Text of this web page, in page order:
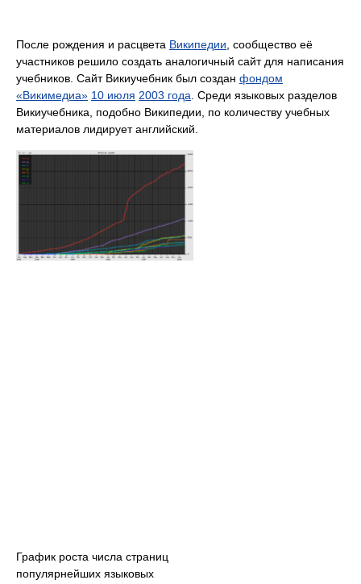
После рождения и расцвета Википедии , сообщество её
участников решило создать аналогичный сайт для написания
учебников. Сайт Викиучебник был создан фондом
«Викимедиа» 10 июля 2003 года . Среди языковых разделов
Викиучебника, подобно Википедии, по количеству учебных
материалов лидирует английский.
График роста числа страниц
популярнейших языковых